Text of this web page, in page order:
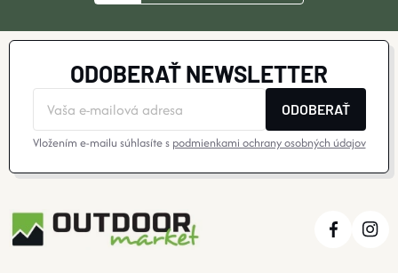
ODOBERAŤ NEWSLETTER
ODOBERAŤ
Vložením e-mailu súhlasíte s podmienkami ochrany osobných údajov